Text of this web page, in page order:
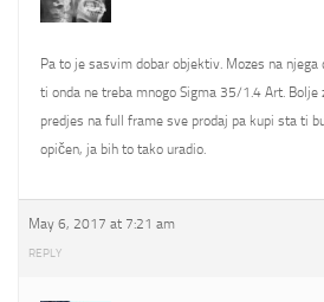
Pa to je sasvim dobar objektiv. Mozes na
ti onda ne treba mnogo Sigma 35/1.4 Art.
predjes na full frame sve prodaj pa kupi sta ti
opičen, ja bih to tako uradio.
May 6, 2017 at 7:21 am
REPLY